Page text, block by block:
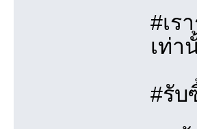
#เร
เท่า
#รับ